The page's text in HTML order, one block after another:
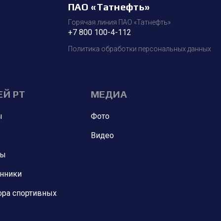
ПАО «Татнефть»
Горячая линия ПАО «Татнефть»
+7 800 100-4-112
Политика обработки персональных данных
РТ
спортивных
МЕДИА
Фото
Видео